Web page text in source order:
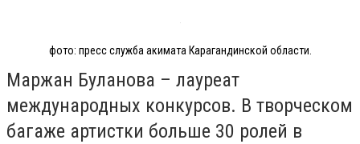
фото: пресс служба акимата Карагандинской области.
Маржан Буланова – лауреат
международных конкурсов. В творческом
багаже артистки больше 30 ролей в